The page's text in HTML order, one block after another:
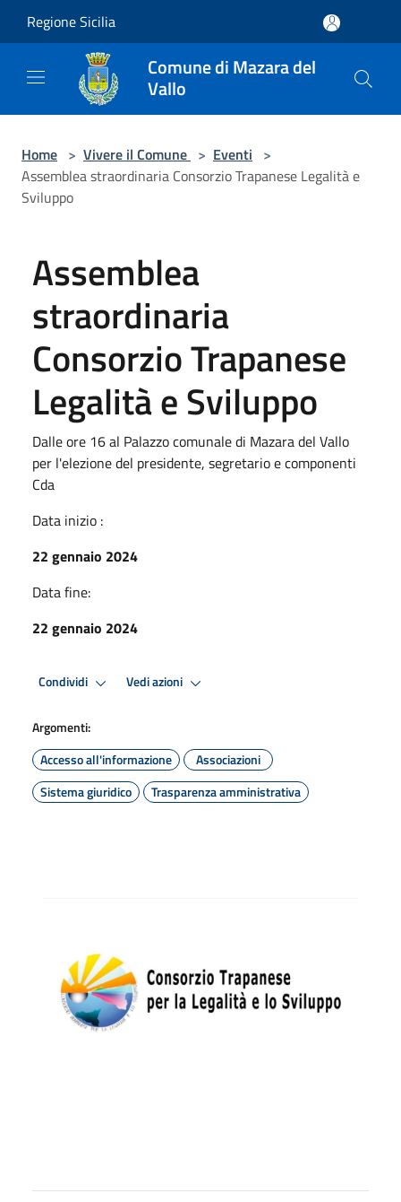
Regione Sicilia
Comune di Mazara del
Vallo
Home > Vivere il Comune > Eventi >
Assemblea straordinaria Consorzio Trapanese Legalità e
Sviluppo
Assemblea
straordinaria
Consorzio Trapanese
Legalità e Sviluppo
Dalle ore 16 al Palazzo comunale di Mazara del Vallo
per l'elezione del presidente, segretario e componenti
Cda
Data inizio :
22 gennaio 2024
Data fine:
22 gennaio 2024
Condividi Vedi azioni
Argomenti:
Accesso all'informazione
Associazioni
Sistema giuridico
Trasparenza amministrativa